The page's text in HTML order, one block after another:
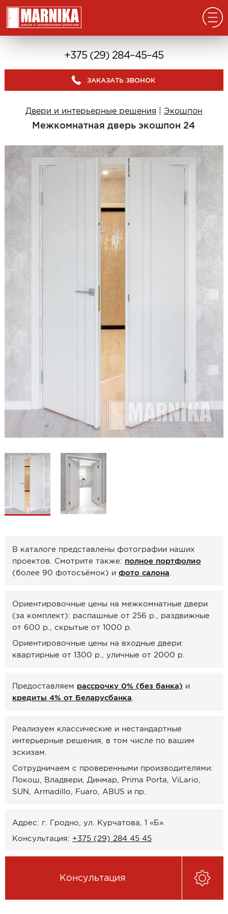
Входные двери
В дом с окном
В дом без окна
Классические в квартиру
Современные в квартиру
С отделкой из дерева
С декоративными панелями
С зеркалом
Под отделку
Образцы входные
Двери и интерьерные решения
Стеклянные/зеркальные
Маятниковые
Межкомнатные перегородки
Стеновые панели
Порталы
Образцы межкомнатные
Фурнитура
Ручки дверные
Завертки, блокады
Системы открывания
Каталоги от производителей
Сервис
Консультация
Онлайн-формат работы
Оплата
Рассрочка 0% (без банка)
Кредиты 4% от Беларусбанка
Карты рассрочек
Контакты и график работы
Сотрудничество
+375 (29) 284–45–45
ЗАКАЗАТЬ ЗВОНОК
Двери и интерьерные решения Экошпон
Межкомнатная дверь экошпон 24
В каталоге представлены фотографии наших
проектов. Смотрите также: полное портфолио
(более 90 фотосъёмок) и фото салона
Ориентировочные цены на межкомнатные двери
(за комплект): распашные от 256 р., раздвижные
от 600 р., скрытые от 1000 р.
Ориентировочные цены на входные двери:
квартирные от 1300 р., уличные от 2000 р.
Предоставляем рассрочку 0% (без банка) и
кредиты 4% от Беларусбанка
Реализуем классические и нестандартные
интерьерные решения, в том числе по вашим
эскизам.
Сотрудничаем с проверенными производителями:
Покош, Владвери, Динмар, Prima Porta, ViLario,
SUN, Armadillo, Fuaro, ABUS и пр.
Адрес: г. Гродно, ул. Курчатова, 1 «Б».
Консультация: +375 (29) 284 45 45
Консультация